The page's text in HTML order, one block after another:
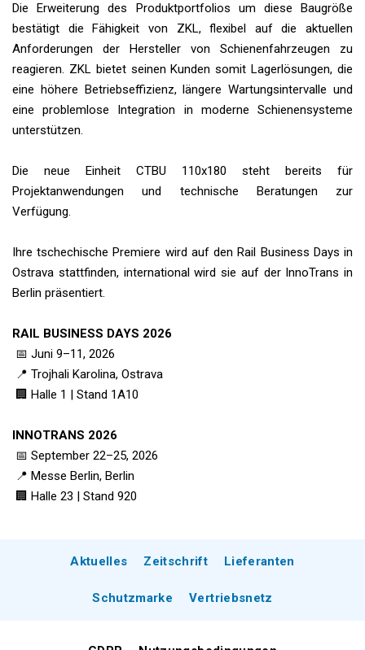
Die Erweiterung des Produktportfolios um diese Baugröße
bestätigt die Fähigkeit von ZKL, flexibel auf die aktuellen
Anforderungen der Hersteller von Schienenfahrzeugen zu
reagieren. ZKL bietet seinen Kunden somit Lagerlösungen, die
eine höhere Betriebseffizienz, längere Wartungsintervalle und
eine problemlose Integration in moderne Schienensysteme
unterstützen.
Die neue Einheit CTBU 110x180 steht bereits für
Projektanwendungen und technische Beratungen zur
Verfügung.
Ihre tschechische Premiere wird auf den Rail Business Days in
Ostrava stattfinden, international wird sie auf der InnoTrans in
Berlin präsentiert.
RAIL BUSINESS DAYS 2026
📅 Juni 9–11, 2026
📍 Trojhali Karolina, Ostrava
🏢 Halle 1 | Stand 1A10
INNOTRANS 2026
📅 September 22–25, 2026
📍 Messe Berlin, Berlin
🏢 Halle 23 | Stand 920
Aktuelles Zeitschrift Lieferanten
Schutzmarke Vertriebsnetz